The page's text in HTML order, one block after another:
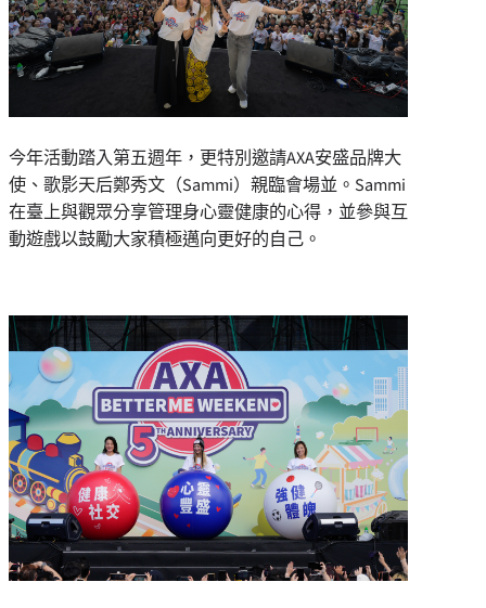
今年活動踏入第五週年，更特別邀請AXA安盛品牌大
使、歌影天后鄭秀文（Sammi）親臨會場並。Sammi
在臺上與觀眾分享管理身心靈健康的心得，並參與互
動遊戲以鼓勵大家積極邁向更好的自己。